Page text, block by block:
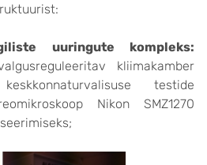
uuringute kompleks:
kliimakamber
testide
Nikon SMZ1270